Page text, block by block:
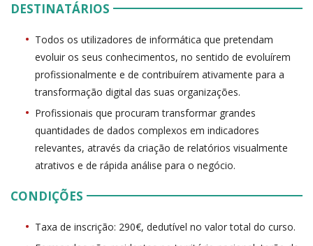
DESTINATÁRIOS
Todos os utilizadores de informática que pretendam
evoluir os seus conhecimentos, no sentido de evoluírem
profissionalmente e de contribuírem ativamente para a
transformação digital das suas organizações.
Profissionais que procuram transformar grandes
quantidades de dados complexos em indicadores
relevantes, através da criação de relatórios visualmente
atrativos e de rápida análise para o negócio.
CONDIÇÕES
Taxa de inscrição: 290€, dedutível no valor total do curso.